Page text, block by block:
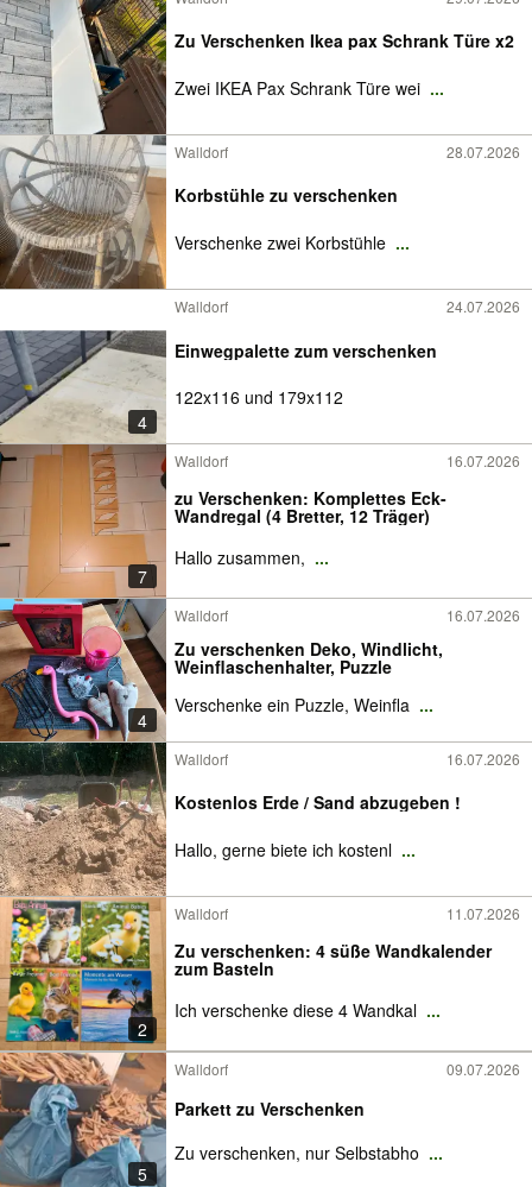
Zu Verschenken Ikea pax Schrank Türe x2
Zwei IKEA Pax Schrank Türe wei ...
Walldorf 28.07.2026
Korbstühle zu verschenken
Verschenke zwei Korbstühle ...
4
Walldorf 24.07.2026
Einwegpalette zum verschenken
122x116 und 179x112
7
Walldorf 16.07.2026
zu Verschenken: Komplettes Eck-
Wandregal (4 Bretter, 12 Träger)
Hallo zusammen, ...
4
Walldorf 16.07.2026
Zu verschenken Deko, Windlicht,
Weinflaschenhalter, Puzzle
Verschenke ein Puzzle, Weinfla ...
Walldorf 16.07.2026
Kostenlos Erde / Sand abzugeben !
Hallo, gerne biete ich kostenl ...
2
Walldorf 11.07.2026
Zu verschenken: 4 süße Wandkalender
zum Basteln
Ich verschenke diese 4 Wandkal ...
5
Walldorf 09.07.2026
Parkett zu Verschenken
Zu verschenken, nur Selbstabho ...